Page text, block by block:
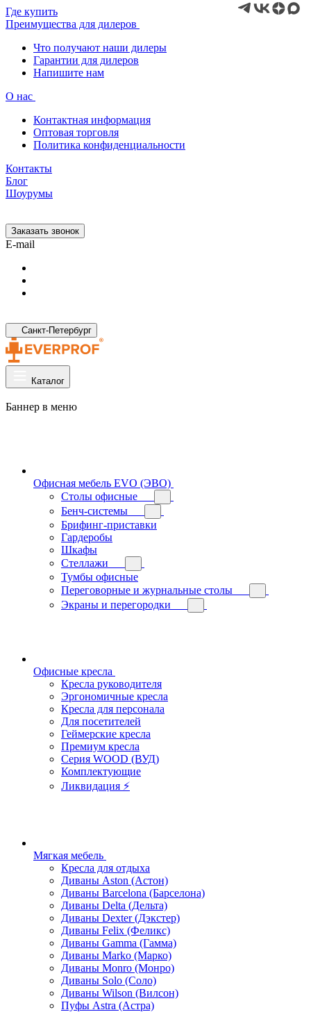
Где купить
Преимущества для дилеров
Что получают наши дилеры
Гарантии для дилеров
Напишите нам
О нас
Контактная информация
Оптовая торговля
Политика конфиденциальности
Контакты
Блог
Шоурумы
Заказать звонок
E-mail
Санкт-Петербург
Каталог
Баннер в меню
Офисная мебель EVO (ЭВО)
Cтолы офисные
Бенч-системы
Брифинг-приставки
Гардеробы
Шкафы
Стеллажи
Тумбы офисные
Переговорные и журнальные столы
Экраны и перегородки
Офисные кресла
Кресла руководителя
Эргономичные кресла
Кресла для персонала
Для посетителей
Геймерские кресла
Премиум кресла
Серия WOOD (ВУД)
Комплектующие
Ликвидация ⚡
Мягкая мебель
Кресла для отдыха
Диваны Aston (Астон)
Диваны Barcelona (Барселона)
Диваны Delta (Дельта)
Диваны Dexter (Дэкстер)
Диваны Felix (Феликс)
Диваны Gamma (Гамма)
Диваны Marko (Марко)
Диваны Monro (Монро)
Диваны Solo (Соло)
Диваны Wilson (Вилсон)
Пуфы Astra (Астра)